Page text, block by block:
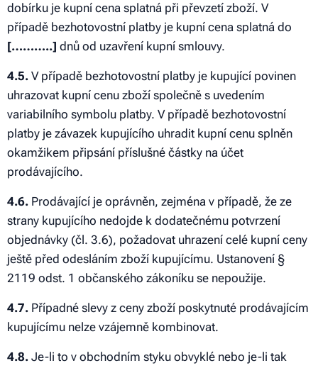
dobírku je kupní cena splatná při převzetí zboží. V
případě bezhotovostní platby je kupní cena splatná do
[………..] dnů od uzavření kupní smlouvy.
4.5. V případě bezhotovostní platby je kupující povinen
uhrazovat kupní cenu zboží společně s uvedením
variabilního symbolu platby. V případě bezhotovostní
platby je závazek kupujícího uhradit kupní cenu splněn
okamžikem připsání příslušné částky na účet
prodávajícího.
4.6. Prodávající je oprávněn, zejména v případě, že ze
strany kupujícího nedojde k dodatečnému potvrzení
objednávky (čl. 3.6), požadovat uhrazení celé kupní ceny
ještě před odesláním zboží kupujícímu. Ustanovení §
2119 odst. 1 občanského zákoníku se nepoužije.
4.7. Případné slevy z ceny zboží poskytnuté prodávajícím
kupujícímu nelze vzájemně kombinovat.
4.8. Je-li to v obchodním styku obvyklé nebo je-li tak